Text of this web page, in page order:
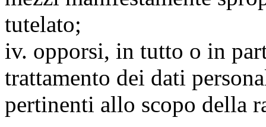
tutelato;
iv. opporsi, in tutto o in
trattamento dei dati
pertinenti allo scopo della